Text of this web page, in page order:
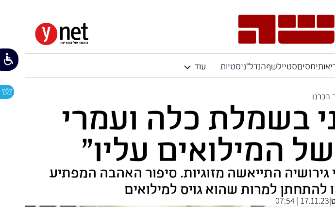
יחסיםסטיילשףהנדל"ניסטיות עוד
הכרנו בשמלת כלה ועמרי
המילואים עליו"
לילדה שאחרי גירושיה התייאשה מזוגיות. סיפור האהבה המפתיע
להתחתן למרות שהוא גויס למילואים
|
17.11.23 | 07:54